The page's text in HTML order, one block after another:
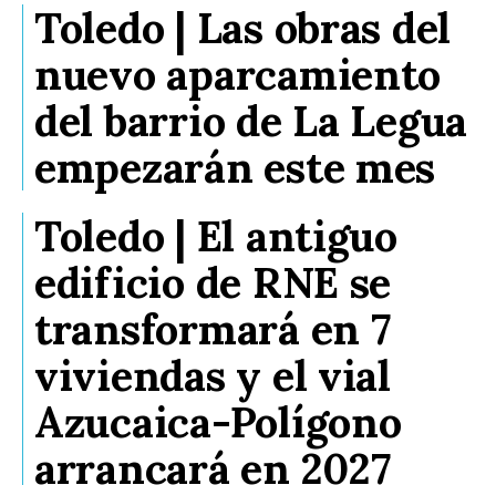
Toledo | Las obras del
nuevo aparcamiento
del barrio de La Legua
empezarán este mes
Toledo | El antiguo
edificio de RNE se
transformará en 7
viviendas y el vial
Azucaica-Polígono
arrancará en 2027